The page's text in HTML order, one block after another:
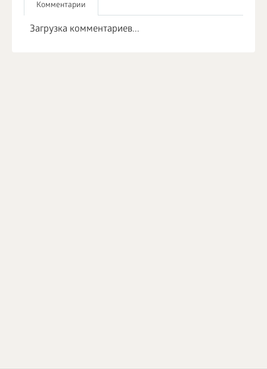
Комментарии
Загрузка комментариев...